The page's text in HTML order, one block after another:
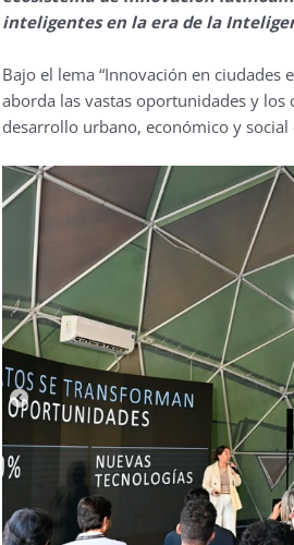
inteligentes en la era de la
Bajo el lema “Innovación en ciudades
aborda las vastas oportunidades y los
desarrollo urbano, económico y social